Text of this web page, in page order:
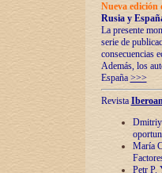
Nueva
Rusia y
La presente
serie de
consecuencias
Además, los
España >>>
Revista
Dmitriy
María
Petr P.